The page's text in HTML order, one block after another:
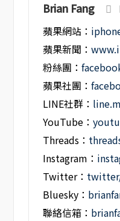
Brian Fang
蘋果網站：
蘋果新聞：
粉絲團：
蘋果社團：
LINE社群：
YouTube：
Threads：
Instagram：
Twitter：
Bluesky：
聯絡信箱：